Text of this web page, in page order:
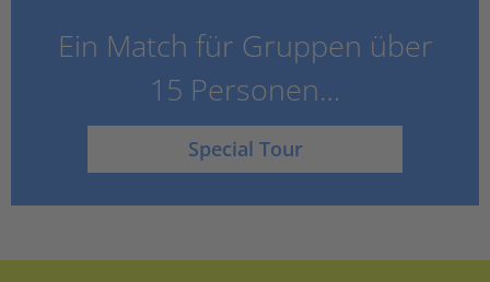
Ein Match für Gruppen über
15 Personen…
Special Tour